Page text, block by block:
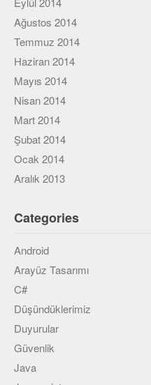
Ağustos 2014
Temmuz 2014
Haziran 2014
Mayıs 2014
Nisan 2014
Mart 2014
Şubat 2014
Ocak 2014
Aralık 2013
Categories
Android
Arayüz Tasarımı
C#
Düşündüklerimiz
Duyurular
Güvenlik
Java